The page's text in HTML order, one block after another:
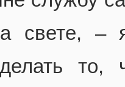
свете, –
то,